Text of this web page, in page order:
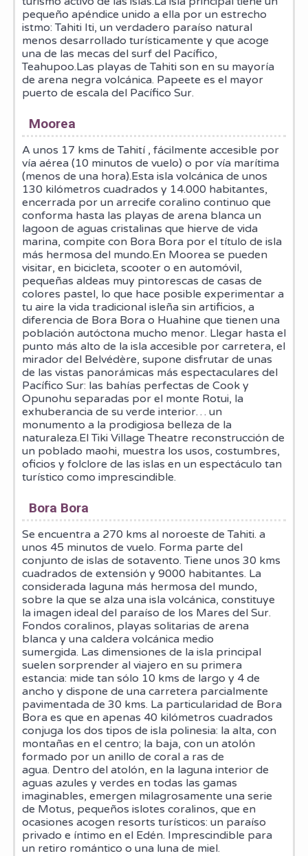
pequeño apéndice unido a ella por un estrecho
istmo: Tahiti Iti, un verdadero paraíso natural
menos desarrollado turísticamente y que acoge
una de las mecas del surf del Pacífico,
Teahupoo.Las playas de Tahiti son en su mayoría
de arena negra volcánica. Papeete es el mayor
puerto de escala del Pacífico Sur.
Moorea
A unos 17 kms de Tahití , fácilmente accesible por
vía aérea (10 minutos de vuelo) o por vía marítima
(menos de una hora).Esta isla volcánica de unos
130 kilómetros cuadrados y 14.000 habitantes,
encerrada por un arrecife coralino continuo que
conforma hasta las playas de arena blanca un
lagoon de aguas cristalinas que hierve de vida
marina, compite con Bora Bora por el título de isla
más hermosa del mundo.En Moorea se pueden
visitar, en bicicleta, scooter o en automóvil,
pequeñas aldeas muy pintorescas de casas de
colores pastel, lo que hace posible experimentar a
tu aire la vida tradicional isleña sin artificios, a
diferencia de Bora Bora o Huahine que tienen una
población autóctona mucho menor. Llegar hasta el
punto más alto de la isla accesible por carretera, el
mirador del Belvédère, supone disfrutar de unas
de las vistas panorámicas más espectaculares del
Pacífico Sur: las bahías perfectas de Cook y
Opunohu separadas por el monte Rotui, la
exhuberancia de su verde interior… un
monumento a la prodigiosa belleza de la
naturaleza.El Tiki Village Theatre reconstrucción de
un poblado maohi, muestra los usos, costumbres,
oficios y folclore de las islas en un espectáculo tan
turístico como imprescindible.
Bora Bora
Se encuentra a 270 kms al noroeste de Tahiti. a
unos 45 minutos de vuelo. Forma parte del
conjunto de islas de sotavento. Tiene unos 30 kms
cuadrados de extensión y 9000 habitantes. La
considerada laguna más hermosa del mundo,
sobre la que se alza una isla volcánica, constituye
la imagen ideal del paraíso de los Mares del Sur.
Fondos coralinos, playas solitarias de arena
blanca y una caldera volcánica medio
sumergida. Las dimensiones de la isla principal
suelen sorprender al viajero en su primera
estancia: mide tan sólo 10 kms de largo y 4 de
ancho y dispone de una carretera parcialmente
pavimentada de 30 kms. La particularidad de Bora
Bora es que en apenas 40 kilómetros cuadrados
conjuga los dos tipos de isla polinesia: la alta, con
montañas en el centro; la baja, con un atolón
formado por un anillo de coral a ras de
agua. Dentro del atolón, en la laguna interior de
aguas azules y verdes en todas las gamas
imaginables, emergen milagrosamente una serie
de Motus, pequeños islotes coralinos, que en
ocasiones acogen resorts turísticos: un paraíso
privado e íntimo en el Edén. Imprescindible para
un retiro romántico o una luna de miel.